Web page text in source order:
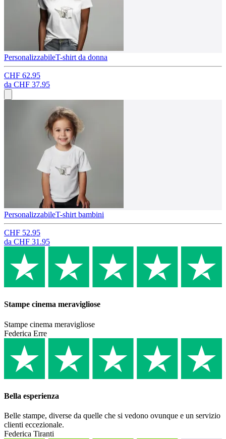
PersonalizzabileT-shirt da donna
CHF 62.95
da CHF 37.95
PersonalizzabileT-shirt bambini
CHF 52.95
da CHF 31.95
Stampe cinema meravigliose
Stampe cinema meravigliose
Federica Erre
Bella esperienza
Belle stampe, diverse da quelle che si vedono ovunque e un servizio
clienti eccezionale.
Federica Tiranti